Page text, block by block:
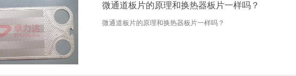
微通道板片的原理和换热器板片一样吗？
微通道板片的原理和换热器板片一样吗？